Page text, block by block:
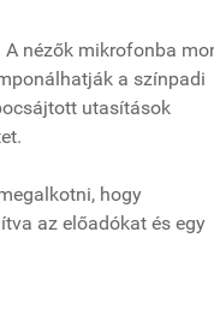
A nézők mikrofonba
a színpadi
utasítások
hogy
az előadókat és egy